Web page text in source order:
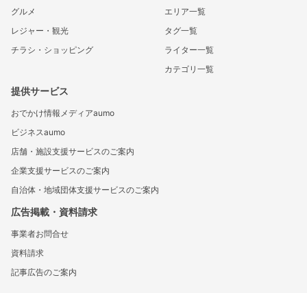
グルメ
レジャー・観光
チラシ・ショッピング
エリア一覧
タグ一覧
ライター一覧
カテゴリ一覧
提供サービス
おでかけ情報メディアaumo
ビジネスaumo
店舗・施設支援サービスのご案内
企業支援サービスのご案内
自治体・地域団体支援サービスのご案内
広告掲載・資料請求
事業者お問合せ
資料請求
記事広告のご案内